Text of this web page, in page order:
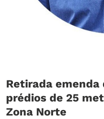
Retirada
prédios de 25
Zona Norte